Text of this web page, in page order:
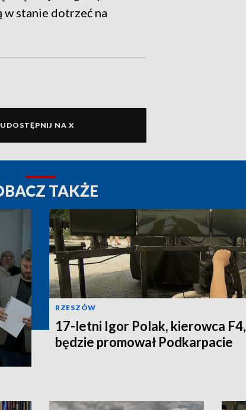
stanie dotrzeć na
UDOSTĘPNIJ NA X
TAKŻE
RZESZÓW
17-letni Igor Polak, kierowca F4,
będzie promował Podkarpacie